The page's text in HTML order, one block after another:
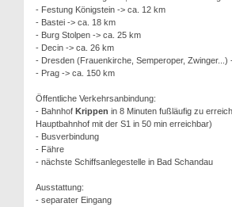
- Festung Königstein -> ca. 12 km
- Bastei -> ca. 18 km
- Burg Stolpen -> ca. 25 km
- Decin -> ca. 26 km
- Dresden (Frauenkirche, Semperoper, Zwinger...)
- Prag -> ca. 150 km
Öffentliche Verkehrsanbindung:
- Bahnhof Krippen in 8 Minuten fußläufig zu
Hauptbahnhof mit der S1 in 50 min erreichbar)
- Busverbindung
- Fähre
- nächste Schiffsanlegestelle in Bad Schandau
Ausstattung:
- separater Eingang